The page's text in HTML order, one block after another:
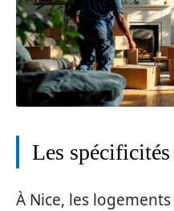
Les
À Nice, les